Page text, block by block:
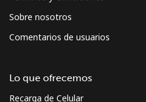
Sobre nosotros
Comentarios de usuarios
Lo que ofrecemos
Recarga de Celular